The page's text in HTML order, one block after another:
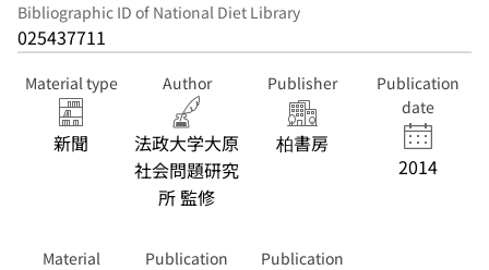
Bibliographic ID of National Diet Library
025437711
Material type
新聞
Author
法政大学大原
社会問題研究
所 監修
Publisher
柏書房
Publication
date
2014
Material
Publication
Publication